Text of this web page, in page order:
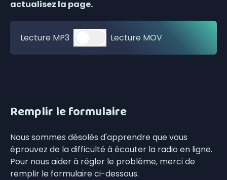
actualisez la page.
Lecture MP3 Lecture MOV
Remplir le formulaire
Nous sommes désolés d'apprendre que vous
éprouvez de la difficulté à écouter la radio en ligne.
Pour nous aider à régler le problème, merci de
remplir le formulaire ci-dessous.